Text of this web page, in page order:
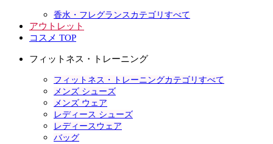
香水・フレグランスカテゴリすべて
アウトレット
コスメ TOP
フィットネス・トレーニング
フィットネス・トレーニングカテゴリすべて
メンズ シューズ
メンズ ウェア
レディース シューズ
レディースウェア
バッグ